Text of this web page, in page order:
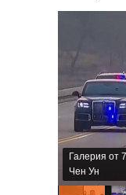
Галерия от
Чен Ун